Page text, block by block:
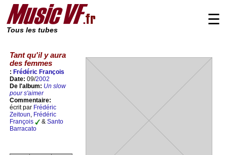
Tous les tubes
☰
Tant qu'il y aura
des femmes
: Frédéric François
Date: 09/2002
De l'album: Un slow
pour s'aimer
Commentaire:
écrit par Frédéric
Zeitoun, Frédéric
François
& Santo
Barracato